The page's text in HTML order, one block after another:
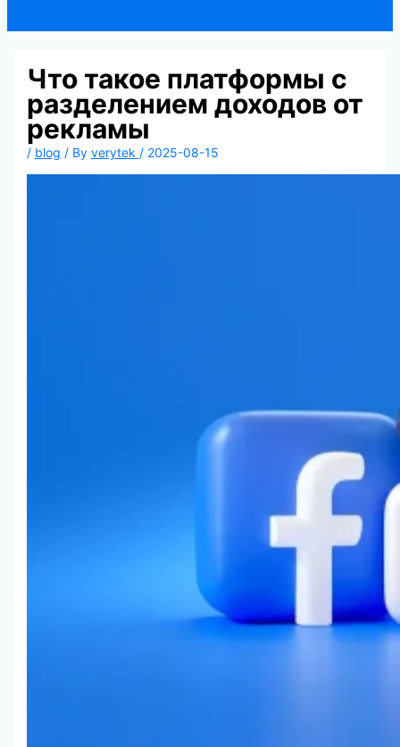
Что такое платформы с
разделением доходов от
рекламы
/ blog / By verytek / 2025-08-15